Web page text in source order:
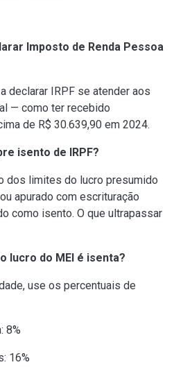
Imposto de Renda Pessoa
declarar IRPF se atender aos
— como ter recebido
de R$ 30.639,90 em 2024.
isento de IRPF?
dos limites do lucro presumido
apurado com escrituração
como isento. O que ultrapassar
lucro do MEI é isenta?
use os percentuais de
8%
16%